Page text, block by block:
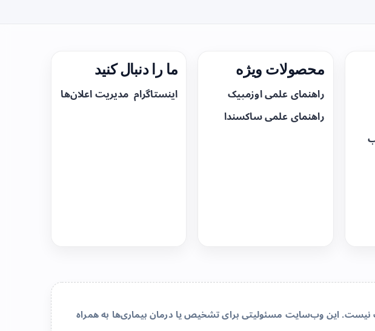
محصولات ویژه
راهنمای علمی اوزمپیک
راهنمای علمی ساکسندا
ما را دنبال کنید
اینستاگرام مدیریت اعلان‌ها
این وب‌سایت مسئولیتی برای تشخیص یا درمان بیماری‌ها به همراه